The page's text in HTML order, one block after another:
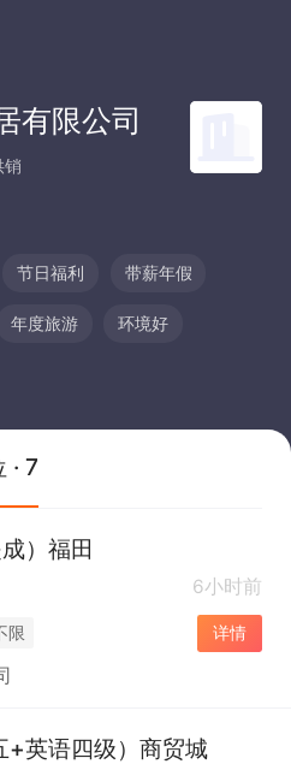
有限公司
销
节日福利 带薪年假
年度旅游 环境好
· 7
）福田
6小时前
限 详情
+英语四级）商贸城